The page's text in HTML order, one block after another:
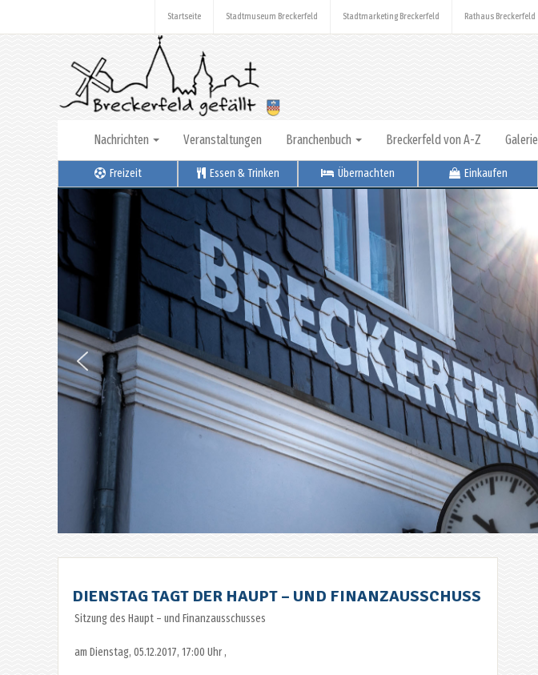
Startseite Stadtmuseum Breckerfeld Stadtmarketing Breckerfeld Rathaus Breckerfeld
Nachrichten Veranstaltungen Branchenbuch Breckerfeld von A-Z Galerie
Freizeit Essen & Trinken Übernachten Einkaufen
DIENSTAG TAGT DER HAUPT – UND FINANZAUSSCHUSS
Sitzung des Haupt – und Finanzausschusses
am Dienstag, 05.12.2017, 17:00 Uhr ,